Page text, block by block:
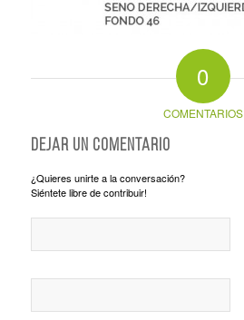
0
COMENTARIOS
Dejar un comentario
¿Quieres unirte a la conversación?
Siéntete libre de contribuir!